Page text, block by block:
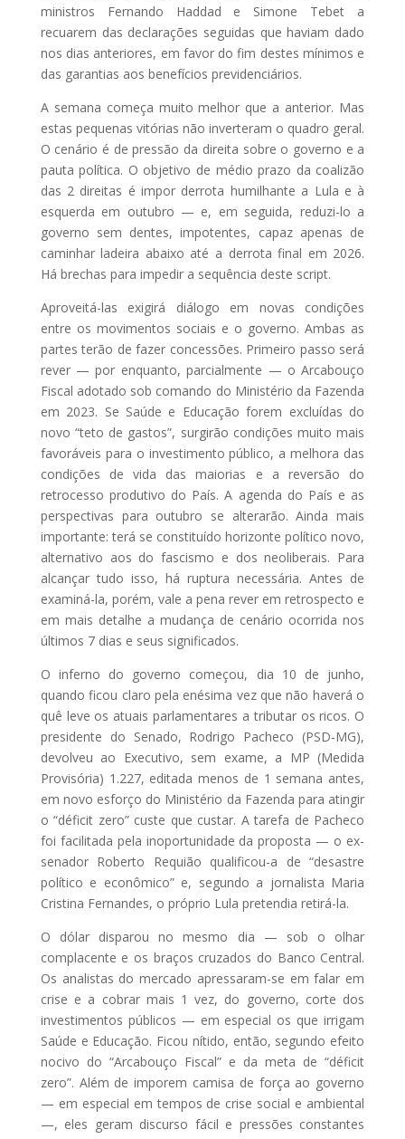
ministros Fernando Haddad e Simone Tebet a
recuarem das declarações seguidas que haviam dado
nos dias anteriores, em favor do fim destes mínimos e
das garantias aos benefícios previdenciários.
A semana começa muito melhor que a anterior. Mas
estas pequenas vitórias não inverteram o quadro geral.
O cenário é de pressão da direita sobre o governo e a
pauta política. O objetivo de médio prazo da coalizão
das 2 direitas é impor derrota humilhante a Lula e à
esquerda em outubro — e, em seguida, reduzi-lo a
governo sem dentes, impotentes, capaz apenas de
caminhar ladeira abaixo até a derrota final em 2026.
Há brechas para impedir a sequência deste script.
Aproveitá-las exigirá diálogo em novas condições
entre os movimentos sociais e o governo. Ambas as
partes terão de fazer concessões. Primeiro passo será
rever — por enquanto, parcialmente — o Arcabouço
Fiscal adotado sob comando do Ministério da Fazenda
em 2023. Se Saúde e Educação forem excluídas do
novo “teto de gastos”, surgirão condições muito mais
favoráveis para o investimento público, a melhora das
condições de vida das maiorias e a reversão do
retrocesso produtivo do País. A agenda do País e as
perspectivas para outubro se alterarão. Ainda mais
importante: terá se constituído horizonte político novo,
alternativo aos do fascismo e dos neoliberais. Para
alcançar tudo isso, há ruptura necessária. Antes de
examiná-la, porém, vale a pena rever em retrospecto e
em mais detalhe a mudança de cenário ocorrida nos
últimos 7 dias e seus significados.
O inferno do governo começou, dia 10 de junho,
quando ficou claro pela enésima vez que não haverá o
quê leve os atuais parlamentares a tributar os ricos. O
presidente do Senado, Rodrigo Pacheco (PSD-MG),
devolveu ao Executivo, sem exame, a MP (Medida
Provisória) 1.227, editada menos de 1 semana antes,
em novo esforço do Ministério da Fazenda para atingir
o “déficit zero” custe que custar. A tarefa de Pacheco
foi facilitada pela inoportunidade da proposta — o ex-
senador Roberto Requião qualificou-a de “desastre
político e econômico” e, segundo a jornalista Maria
Cristina Fernandes, o próprio Lula pretendia retirá-la.
O dólar disparou no mesmo dia — sob o olhar
complacente e os braços cruzados do Banco Central.
Os analistas do mercado apressaram-se em falar em
crise e a cobrar mais 1 vez, do governo, corte dos
investimentos públicos — em especial os que irrigam
Saúde e Educação. Ficou nítido, então, segundo efeito
nocivo do “Arcabouço Fiscal” e da meta de “déficit
zero”. Além de imporem camisa de força ao governo
— em especial em tempos de crise social e ambiental
—, eles geram discurso fácil e pressões constantes